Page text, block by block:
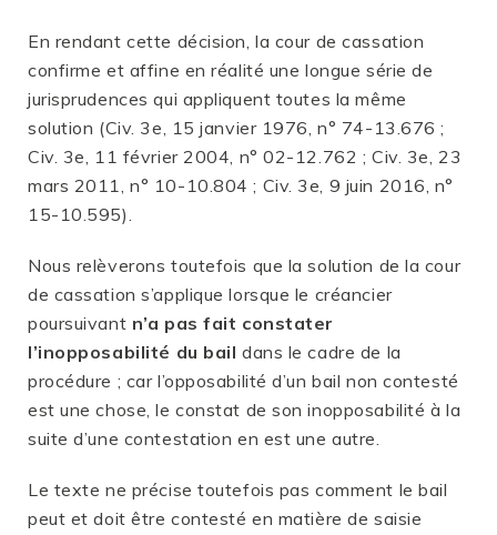
En rendant cette décision, la cour de cassation
confirme et affine en réalité une longue série de
jurisprudences qui appliquent toutes la même
solution (Civ. 3e, 15 janvier 1976, n° 74-13.676 ;
Civ. 3e, 11 février 2004, n° 02-12.762 ; Civ. 3e, 23
mars 2011, n° 10-10.804 ; Civ. 3e, 9 juin 2016, n°
15-10.595).
Nous relèverons toutefois que la solution de la cour
de cassation s’applique lorsque le créancier
poursuivant n’a pas fait constater
l’inopposabilité du bail dans le cadre de la
procédure ; car l’opposabilité d’un bail non contesté
est une chose, le constat de son inopposabilité à la
suite d’une contestation en est une autre.
Le texte ne précise toutefois pas comment le bail
peut et doit être contesté en matière de saisie